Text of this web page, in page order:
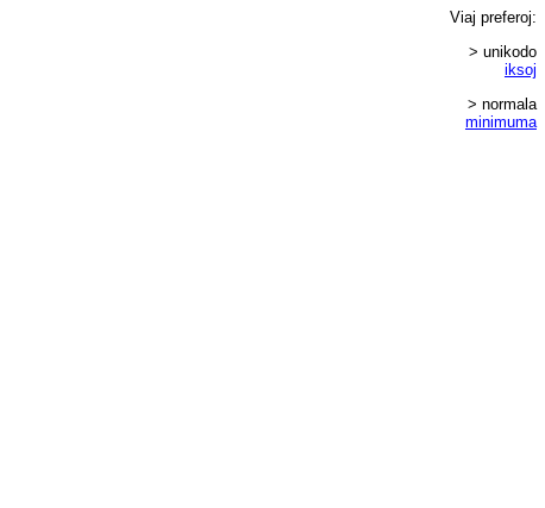
Viaj preferoj:
> unikodo
iksoj
> normala
minimuma